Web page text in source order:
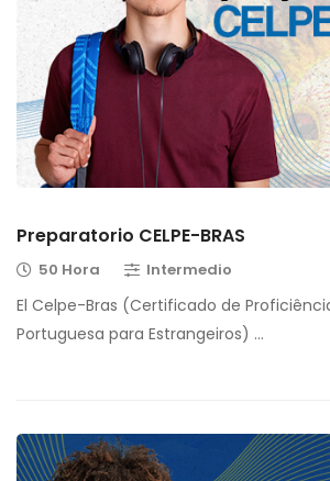
Preparatorio CELPE-BRAS
50 Hora Intermedio
El Celpe-Bras (Certificado de
Portuguesa para Estrangeiros) …